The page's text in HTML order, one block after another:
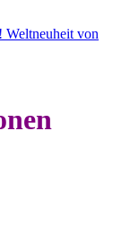
Weltneuheit von